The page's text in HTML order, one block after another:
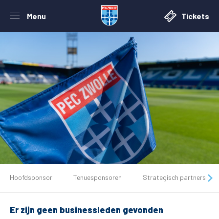
Menu Tickets
Tickets
Matchdays
Hoofdsponsor Tenuesponsoren Strategisch partners
Er zijn geen businessleden gevonden